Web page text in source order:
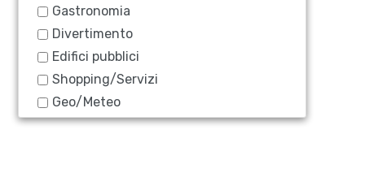
Gastronomia
Divertimento
Edifici pubblici
Shopping/Servizi
Geo/Meteo